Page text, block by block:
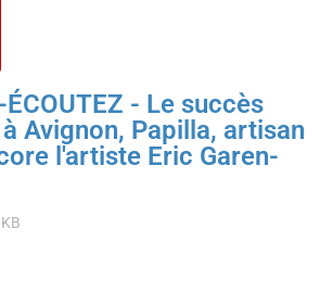
- Le succès
Avignon, Papilla, artisan
l'artiste Eric Garen-